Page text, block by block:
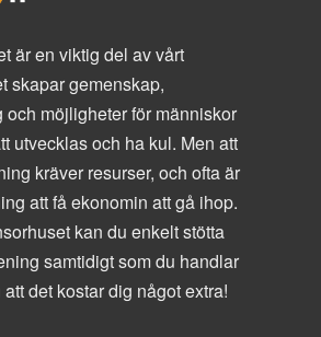
är en viktig del av vårt
skapar gemenskap,
och möjligheter för människor
utvecklas och ha kul. Men att
kräver resurser, och ofta är
att få ekonomin att gå ihop.
kan du enkelt stötta
samtidigt som du handlar
det kostar dig något extra!